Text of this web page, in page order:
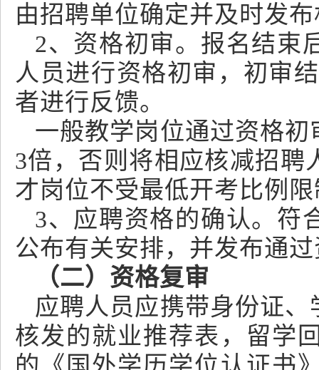
由招聘单位确定并及时发
2、资格初审。报名结束
人员进行资格初审，初审
者进行反馈。
一般教学岗位通过资格
3倍，否则将相应核减招聘
才岗位不受最低开考比例
3、应聘资格的确认。符
公布有关安排，并发布通
（二）资格复审
应聘人员应携带身份证
核发的就业推荐表，留学